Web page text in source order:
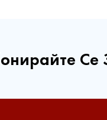
Се